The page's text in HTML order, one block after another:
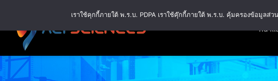
ยัง
หน้า
เราใช้คุกกี้ภายใต้ พ.ร.บ. PDPA เราใช้คุ๊กกี้ภายใต้ พ.ร.บ. คุ้มครองข้อมูลส่